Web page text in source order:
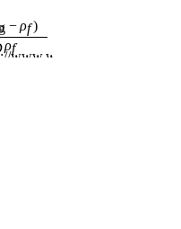
ρf
− ρf)
www.w3.org/2000/svg"
MathML">
MathML">